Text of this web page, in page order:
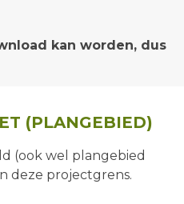
kan worden, dus
(PLANGEBIED)
(ook wel plangebied
deze projectgrens.